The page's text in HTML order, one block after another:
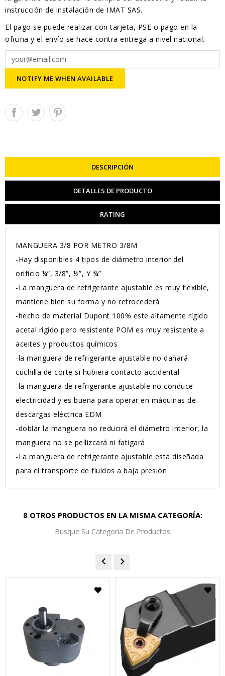
instrucción de instalación de IMAT SAS.
El pago se puede realizar con tarjeta, PSE o pago en la
oficina y el envío se hace contra entrega a nivel nacional.
NOTIFY ME WHEN AVAILABLE
DESCRIPCIÓN
DETALLES DE PRODUCTO
RATING
MANGUERA 3/8 POR METRO 3/8M
-Hay disponibles 4 tipos de diámetro interior del
orificio ¼”, 3/8”, ½”, Y ¾”
-La manguera de refrigerante ajustable es muy flexible,
mantiene bien su forma y no retrocederá
-hecho de material Dupont 100% este altamente rígido
acetal rígido pero resistente POM es muy resistente a
aceites y productos químicos
-la manguera de refrigerante ajustable no dañará
cuchilla de corte si hubiera contacto accidental
-la manguera de refrigerante ajustable no conduce
electricidad y es buena para operar en máquinas de
descargas eléctrica EDM
-doblar la manguera no reducirá el diámetro interior, la
manguera no se pellizcará ni fatigará
-La manguera de refrigerante ajustable está diseñada
para el transporte de fluidos a baja presión
8 OTROS PRODUCTOS EN LA MISMA CATEGORÍA:
Busque Su Categoría De Productos